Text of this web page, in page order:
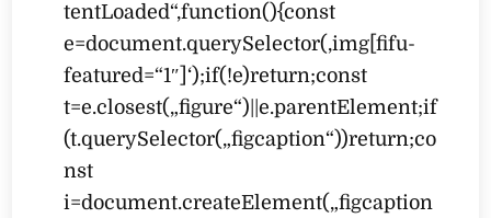
tentLoaded“,function(){const
e=document.querySelector(‚img[fifu-
featured=“1″]‘);if(!e)return;const
t=e.closest(„figure“)||e.parentElement;if
(t.querySelector(„figcaption“))return;co
nst
i=document.createElement(„figcaption